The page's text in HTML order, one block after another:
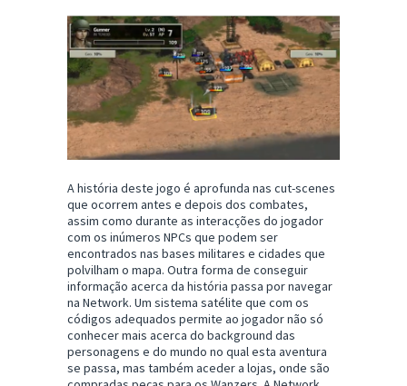
A história deste jogo é aprofunda nas cut-scenes
que ocorrem antes e depois dos combates,
assim como durante as interacções do jogador
com os inúmeros NPCs que podem ser
encontrados nas bases militares e cidades que
polvilham o mapa. Outra forma de conseguir
informação acerca da história passa por navegar
na Network. Um sistema satélite que com os
códigos adequados permite ao jogador não só
conhecer mais acerca do background das
personagens e do mundo no qual esta aventura
se passa, mas também aceder a lojas, onde são